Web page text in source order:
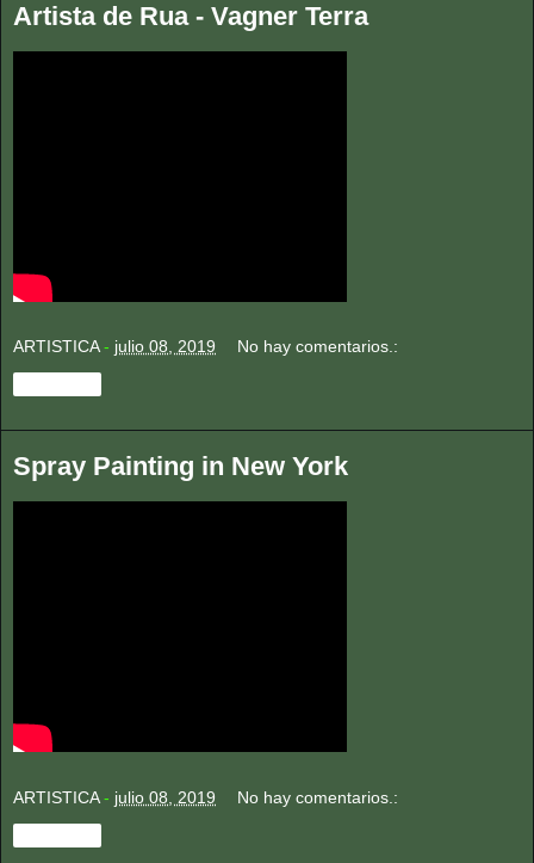
Artista de Rua - Vagner Terra
ARTISTICA - julio 08, 2019 No hay comentarios.:
Spray Painting in New York
ARTISTICA - julio 08, 2019 No hay comentarios.: